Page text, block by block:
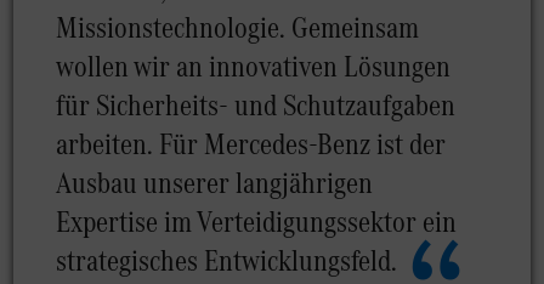
Missionstechnologie. Gemeinsam
wollen wir an innovativen Lösungen
für Sicherheits- und Schutzaufgaben
arbeiten. Für Mercedes-Benz ist der
Ausbau unserer langjährigen
Expertise im Verteidigungssektor ein
strategisches Entwicklungsfeld.